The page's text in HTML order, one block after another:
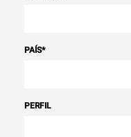
PAÍS*
PERFIL